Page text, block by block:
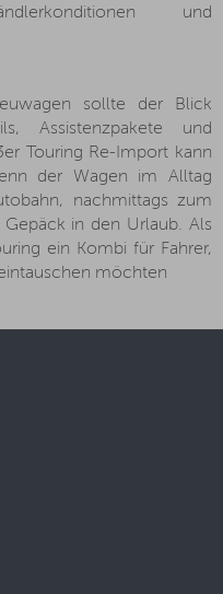
und
sollte der Blick
Assistenzpakete und
Touring Re-Import kann
der Wagen im Alltag
nachmittags zum
in den Urlaub. Als
ein Kombi für Fahrer,
möchten